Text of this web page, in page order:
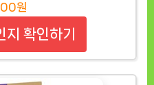
원
지 확인하기